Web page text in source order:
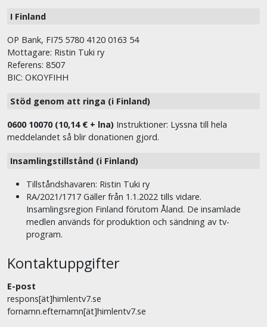
I Finland
OP Bank, FI75 5780 4120 0163 54
Mottagare: Ristin Tuki ry
Referens: 8507
BIC: OKOYFIHH
Stöd genom att ringa (i Finland)
0600 10070 (10,14 € + lna) Instruktioner: Lyssna till hela
meddelandet så blir donationen gjord.
Insamlingstillstånd (i Finland)
Tillståndshavaren: Ristin Tuki ry
RA/2021/1717 Gäller från 1.1.2022 tills vidare.
Insamlingsregion Finland förutom Åland. De insamlade
medlen används för produktion och sändning av tv-
program.
Kontaktuppgifter
E-post
respons[ät]himlentv7.se
fornamn.efternamn[ät]himlentv7.se